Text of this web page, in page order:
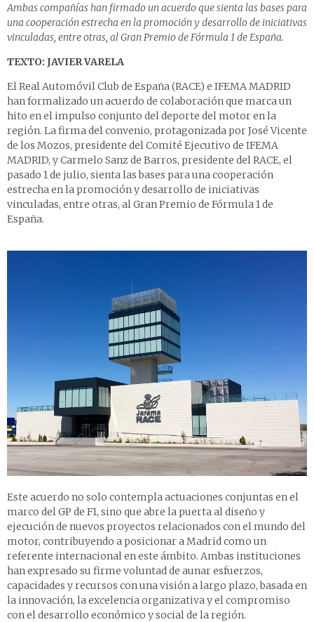
Ambas compañías han firmado un acuerdo que sienta las bases para
una cooperación estrecha en la promoción y desarrollo de iniciativas
vinculadas, entre otras, al Gran Premio de Fórmula 1 de España.
TEXTO: JAVIER VARELA
El Real Automóvil Club de España (RACE) e IFEMA MADRID
han formalizado un acuerdo de colaboración que marca un
hito en el impulso conjunto del deporte del motor en la
región. La firma del convenio, protagonizada por José Vicente
de los Mozos, presidente del Comité Ejecutivo de IFEMA
MADRID, y Carmelo Sanz de Barros, presidente del RACE, el
pasado 1 de julio, sienta las bases para una cooperación
estrecha en la promoción y desarrollo de iniciativas
vinculadas, entre otras, al Gran Premio de Fórmula 1 de
España.
Este acuerdo no solo contempla actuaciones conjuntas en el
marco del GP de F1, sino que abre la puerta al diseño y
ejecución de nuevos proyectos relacionados con el mundo del
motor, contribuyendo a posicionar a Madrid como un
referente internacional en este ámbito. Ambas instituciones
han expresado su firme voluntad de aunar esfuerzos,
capacidades y recursos con una visión a largo plazo, basada en
la innovación, la excelencia organizativa y el compromiso
con el desarrollo económico y social de la región.